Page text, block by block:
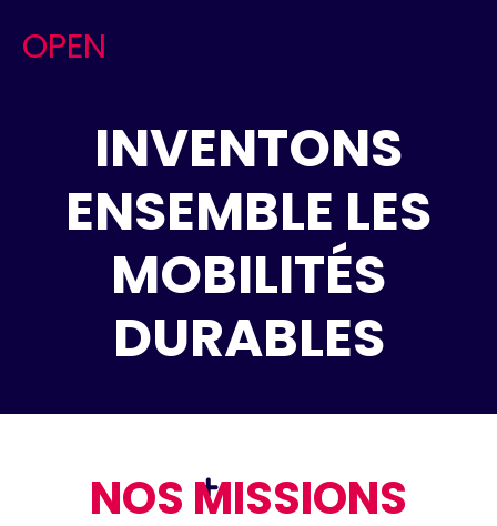
OPEN
INVENTONS
ENSEMBLE LES
MOBILITÉS
DURABLES
NOS MISSIONS